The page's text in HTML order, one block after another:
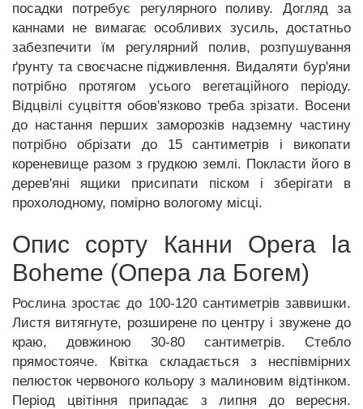
посадки потребує регулярного поливу. Догляд за
каннами не вимагає особливих зусиль, достатньо
забезпечити їм регулярний полив, розпушування
ґрунту та своєчасне підживлення. Видаляти бур'яни
потрібно протягом усього вегетаційного періоду.
Відцвілі суцвіття обов'язково треба зрізати. Восени
до настання перших заморозків надземну частину
потрібно обрізати до 15 сантиметрів і викопати
кореневище разом з грудкою землі. Покласти його в
дерев'яні ящики присипати піском і зберігати в
прохолодному, помірно вологому місці.
Опис сорту Канни Opera la
Boheme (Опера ла Богем)
Рослина зростає до 100-120 сантиметрів заввишки.
Листя витягнуте, розширене по центру і звужене до
краю, довжиною 30-80 сантиметрів. Стебло
прямостояче. Квітка складається з неспівмірних
пелюсток червоного кольору з малиновим відтінком.
Період цвітіння припадає з липня до вересня.